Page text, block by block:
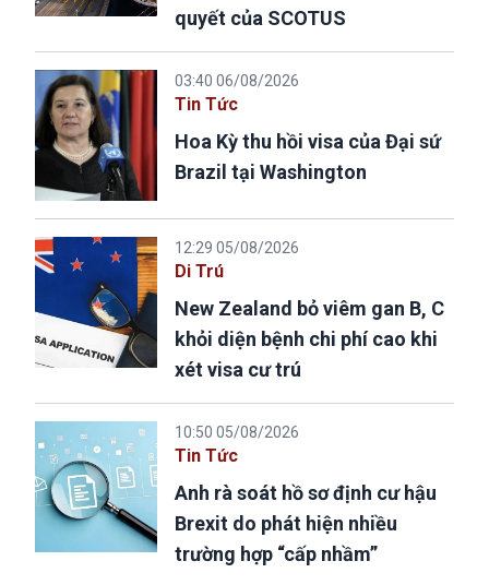
quyết của SCOTUS
03:40 06/08/2026
Tin Tức
Hoa Kỳ thu hồi visa của Đại sứ
Brazil tại Washington
12:29 05/08/2026
Di Trú
New Zealand bỏ viêm gan B, C
khỏi diện bệnh chi phí cao khi
xét visa cư trú
10:50 05/08/2026
Tin Tức
Anh rà soát hồ sơ định cư hậu
Brexit do phát hiện nhiều
trường hợp “cấp nhầm”